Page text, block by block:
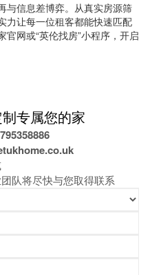
与信息差博弈。从真实房源筛
力让每一位租客都能快速匹配
网或“英伦找房”小程序，开启
专属您的家
队将尽快与您取得联系